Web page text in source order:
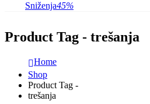
Sniženja45%
Product Tag - trešanja
Home
Shop
Product Tag -
trešanja